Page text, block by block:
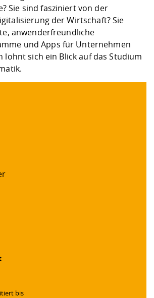
Vorbereitung
Checkliste zum
Studien- und
Studieren in
Lebenslagen
Lehren,
Weiterbilden im
Formulare und
FIS -
Prototyping und
Gründung und
Kontakt &
Gremien und
Informatik/
Landbau/
Unternehmen
Sie sind fasziniert von der
der Wirtschaft? Sie
anwenderfreundliche
und Apps für Unternehmen
lohnt sich ein Blick auf das Studium
bis